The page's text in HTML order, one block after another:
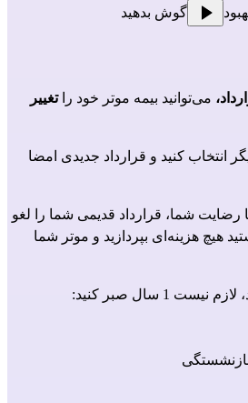
گوش بدهید
می‌توانید بیمه موتر خود را
1 سال صبر کنید: